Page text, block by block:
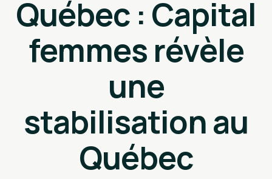
Québec : Capital
femmes révèle
une
stabilisation au
Québec